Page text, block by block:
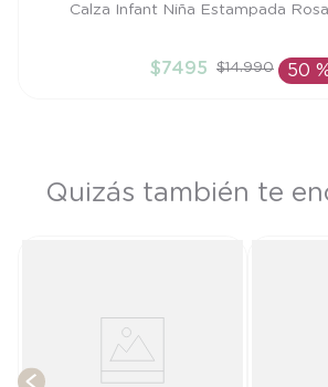
AÑADIR AL
Calza Infant Niña Estampada
$7495 $14.990 50
Quizás también te